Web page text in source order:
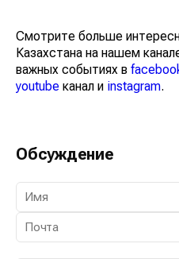
Смотрите больше
Казахстана на нашем
важных событиях в
youtube канал и instagram.
Обсуждение